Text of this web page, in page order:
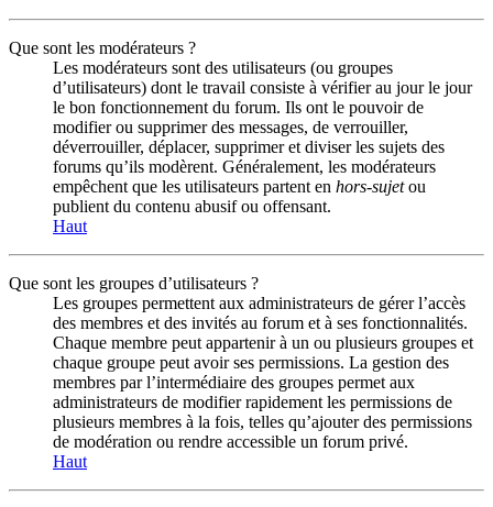
Que sont les modérateurs ?
Les modérateurs sont des utilisateurs (ou groupes
d’utilisateurs) dont le travail consiste à vérifier au jour le jour
le bon fonctionnement du forum. Ils ont le pouvoir de
modifier ou supprimer des messages, de verrouiller,
déverrouiller, déplacer, supprimer et diviser les sujets des
forums qu’ils modèrent. Généralement, les modérateurs
empêchent que les utilisateurs partent en hors-sujetou
publient du contenu abusif ou offensant.
Haut
Que sont les groupes d’utilisateurs ?
Les groupes permettent aux administrateurs de gérer l’accès
des membres et des invités au forum et à ses fonctionnalités.
Chaque membre peut appartenir à un ou plusieurs groupes et
chaque groupe peut avoir ses permissions. La gestion des
membres par l’intermédiaire des groupes permet aux
administrateurs de modifier rapidement les permissions de
plusieurs membres à la fois, telles qu’ajouter des permissions
de modération ou rendre accessible un forum privé.
Haut